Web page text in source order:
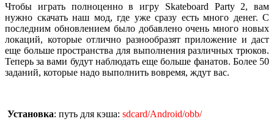
Чтобы играть полноценно в игру Skateboard Party 2, вам
нужно скачать наш мод, где уже сразу есть много денег. С
последним обновлением было добавлено очень много новых
локаций, которые отлично разнообразят приложение и даст
еще больше пространства для выполнения различных трюков.
Теперь за вами будут наблюдать еще больше фанатов. Более 50
заданий, которые надо выполнить вовремя, ждут вас.
Установка: путь для кэша: sdcard/Android/obb/